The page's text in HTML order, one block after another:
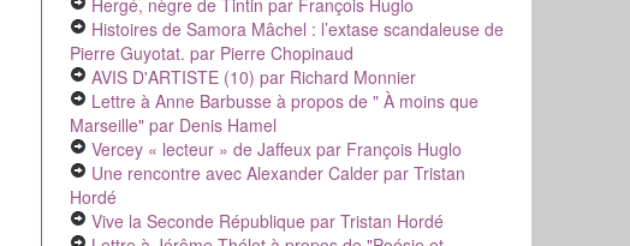
Histoires de Samora Mâchel : l’extase scandaleuse de
Pierre Guyotat. par Pierre Chopinaud
AVIS D'ARTISTE (10) par Richard Monnier
Lettre à Anne Barbusse à propos de " À moins que
Marseille"par Denis Hamel
Vercey « lecteur » de Jaffeuxpar François Huglo
Une rencontre avec Alexander Calderpar Tristan
Hordé
Vive la Seconde Républiquepar Tristan Hordé